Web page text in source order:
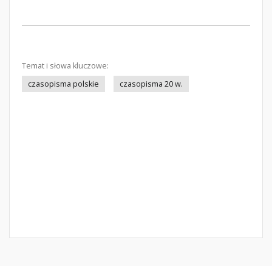
Temat i słowa kluczowe:
czasopisma polskie
czasopisma 20 w.